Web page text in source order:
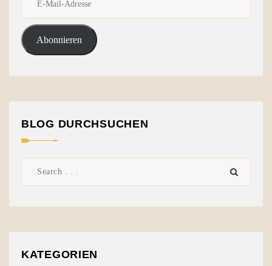
Abonnieren
BLOG DURCHSUCHEN
KATEGORIEN